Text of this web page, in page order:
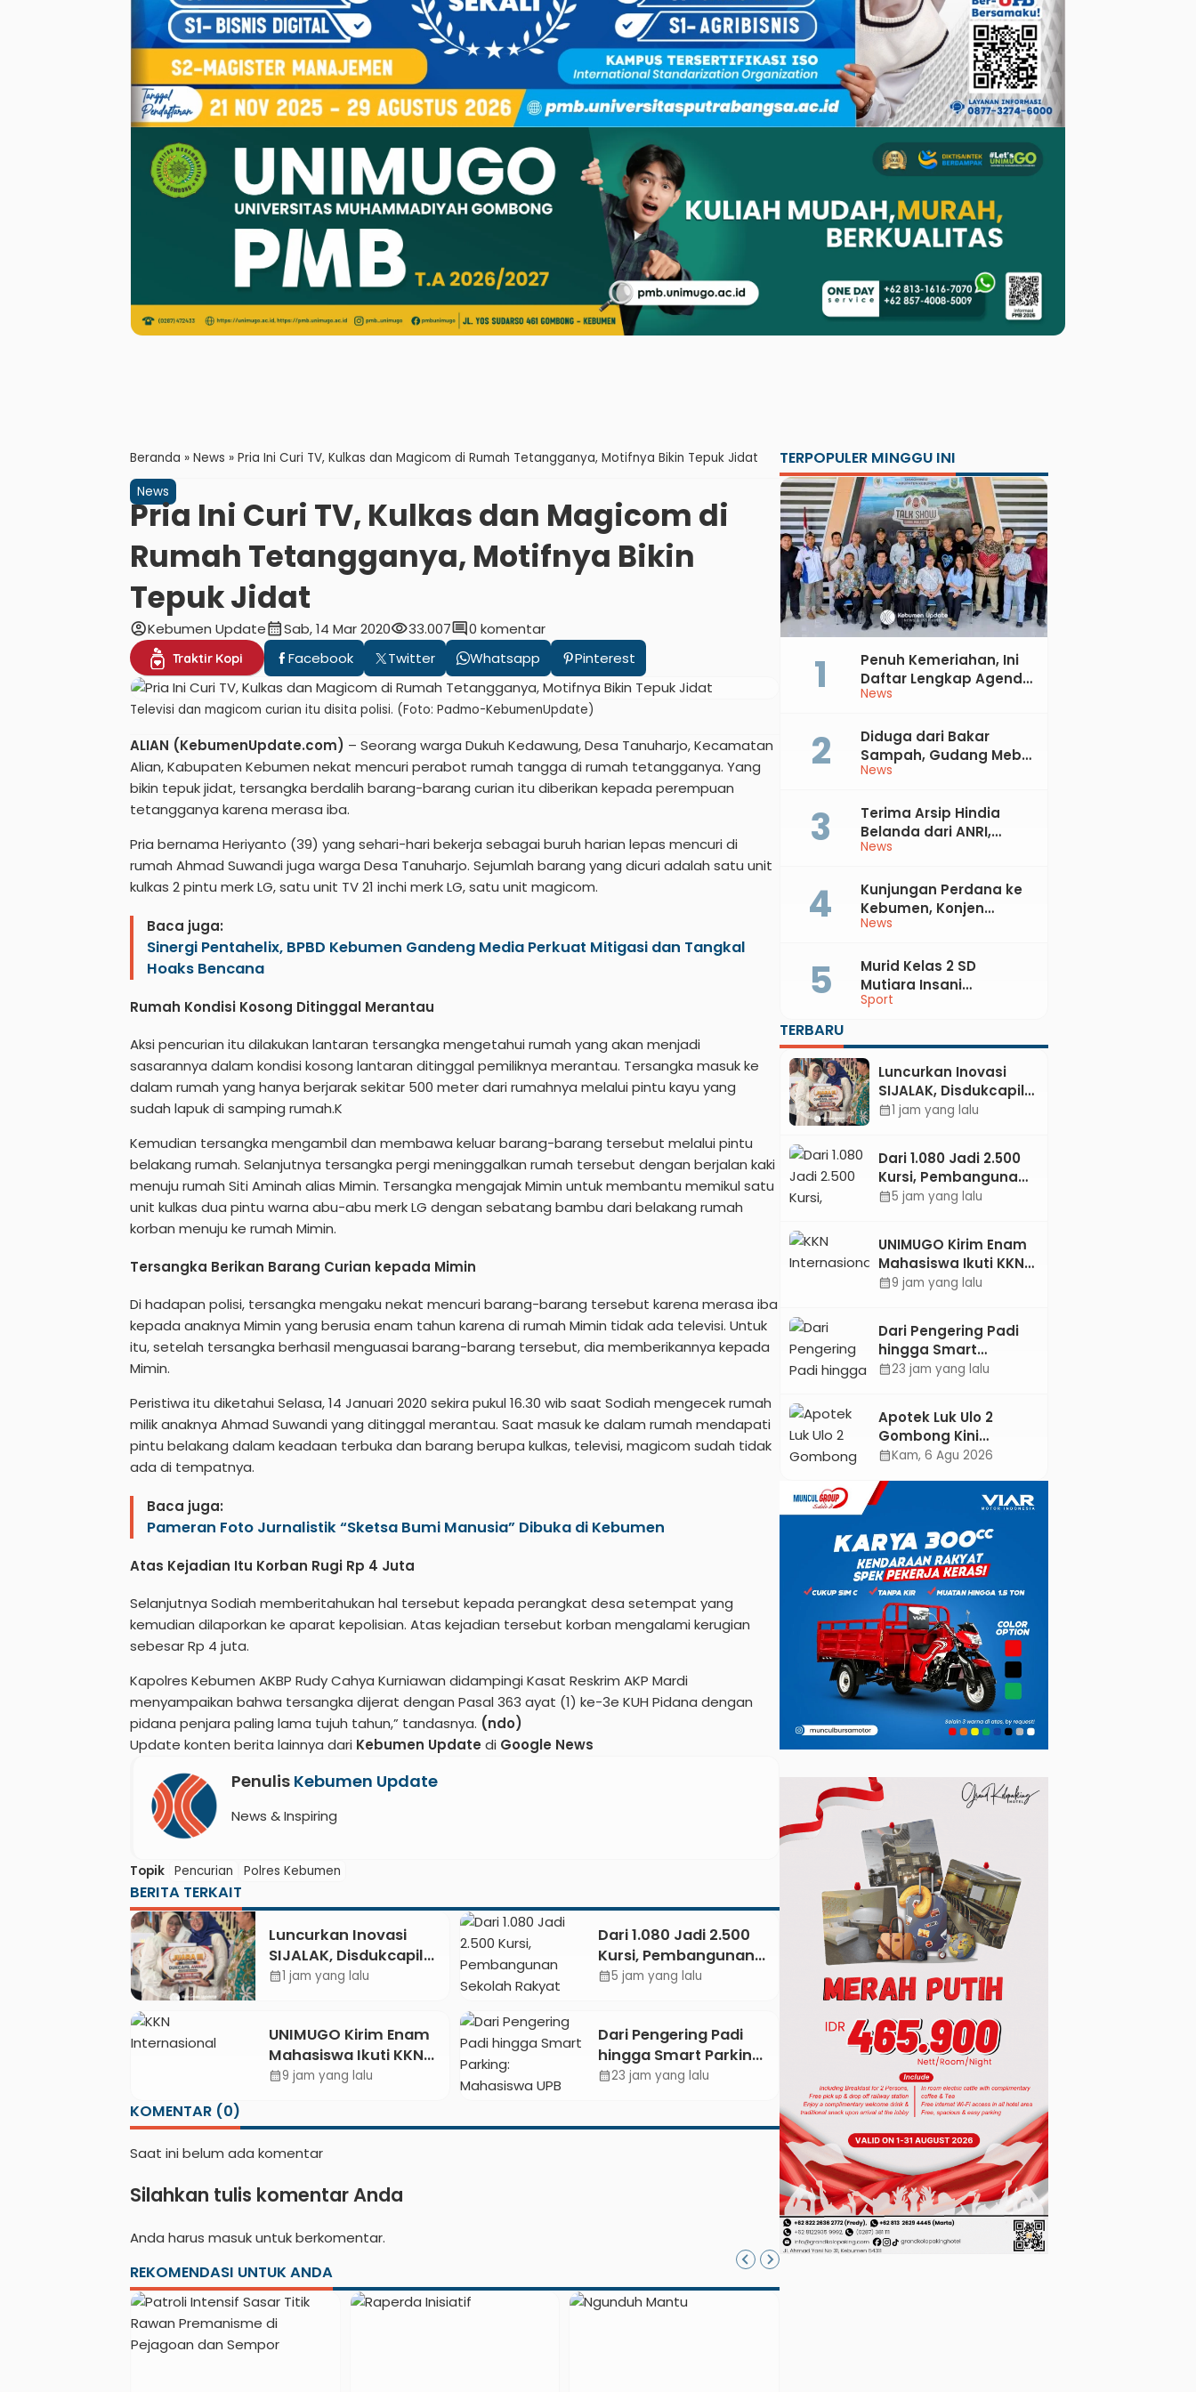
Beranda » News » Pria Ini Curi TV, Kulkas dan Magicom di Rumah Tetangganya, Motifnya Bikin Tepuk Jidat
News
Pria Ini Curi TV, Kulkas dan Magicom di
Rumah Tetangganya, Motifnya Bikin
Tepuk Jidat
account_circleKebumen Updatecalendar_monthSab, 14 Mar 2020visibility33.007comment0 komentar
Traktir Kopi Facebook Twitter Whatsapp Pinterest
Televisi dan magicom curian itu disita polisi. (Foto: Padmo-KebumenUpdate)
ALIAN (KebumenUpdate.com) – Seorang warga Dukuh Kedawung, Desa Tanuharjo, Kecamatan
Alian, Kabupaten Kebumen nekat mencuri perabot rumah tangga di rumah tetangganya. Yang
bikin tepuk jidat, tersangka berdalih barang-barang curian itu diberikan kepada perempuan
tetangganya karena merasa iba.
Pria bernama Heriyanto (39) yang sehari-hari bekerja sebagai buruh harian lepas mencuri di
rumah Ahmad Suwandi juga warga Desa Tanuharjo. Sejumlah barang yang dicuri adalah satu unit
kulkas 2 pintu merk LG, satu unit TV 21 inchi merk LG, satu unit magicom.
Baca juga:
Sinergi Pentahelix, BPBD Kebumen Gandeng Media Perkuat Mitigasi dan Tangkal
Hoaks Bencana
Rumah Kondisi Kosong Ditinggal Merantau
Aksi pencurian itu dilakukan lantaran tersangka mengetahui rumah yang akan menjadi
sasarannya dalam kondisi kosong lantaran ditinggal pemiliknya merantau. Tersangka masuk ke
dalam rumah yang hanya berjarak sekitar 500 meter dari rumahnya melalui pintu kayu yang
sudah lapuk di samping rumah.K
Kemudian tersangka mengambil dan membawa keluar barang-barang tersebut melalui pintu
belakang rumah. Selanjutnya tersangka pergi meninggalkan rumah tersebut dengan berjalan kaki
menuju rumah Siti Aminah alias Mimin. Tersangka mengajak Mimin untuk membantu memikul satu
unit kulkas dua pintu warna abu-abu merk LG dengan sebatang bambu dari belakang rumah
korban menuju ke rumah Mimin.
Tersangka Berikan Barang Curian kepada Mimin
Di hadapan polisi, tersangka mengaku nekat mencuri barang-barang tersebut karena merasa iba
kepada anaknya Mimin yang berusia enam tahun karena di rumah Mimin tidak ada televisi. Untuk
itu, setelah tersangka berhasil menguasai barang-barang tersebut, dia memberikannya kepada
Mimin.
Peristiwa itu diketahui Selasa, 14 Januari 2020 sekira pukul 16.30 wib saat Sodiah mengecek rumah
milik anaknya Ahmad Suwandi yang ditinggal merantau. Saat masuk ke dalam rumah mendapati
pintu belakang dalam keadaan terbuka dan barang berupa kulkas, televisi, magicom sudah tidak
ada di tempatnya.
Baca juga:
Pameran Foto Jurnalistik “Sketsa Bumi Manusia” Dibuka di Kebumen
Atas Kejadian Itu Korban Rugi Rp 4 Juta
Selanjutnya Sodiah memberitahukan hal tersebut kepada perangkat desa setempat yang
kemudian dilaporkan ke aparat kepolisian. Atas kejadian tersebut korban mengalami kerugian
sebesar Rp 4 juta.
Kapolres Kebumen AKBP Rudy Cahya Kurniawan didampingi Kasat Reskrim AKP Mardi
menyampaikan bahwa tersangka dijerat dengan Pasal 363 ayat (1) ke-3e KUH Pidana dengan
pidana penjara paling lama tujuh tahun,” tandasnya. (ndo)
Update konten berita lainnya dari Kebumen Update di Google News
Penulis Kebumen Update
News & Inspiring
Topik Pencurian Polres Kebumen
BERITA TERKAIT
Luncurkan Inovasi
SIJALAK, Disdukcapil
Kebumen Perkuat
Tingkat Desa
calendar_month1 jam yang lalu
Dari 1.080 Jadi 2.500
Kursi, Pembangunan
Sekolah Rakyat
calendar_month5 jam yang lalu
UNIMUGO Kirim Enam
Mahasiswa Ikuti KKN
Internasional 2026 di
calendar_month9 jam yang lalu
Dari Pengering Padi
hingga Smart Parking:
Mahasiswa UPB Unjuk
calendar_month23 jam yang lalu
KOMENTAR (0)
Saat ini belum ada komentar
Silahkan tulis komentar Anda
Anda harus masukuntuk berkomentar.
REKOMENDASI UNTUK ANDA
TERPOPULER MINGGU INI
News
Penuh Kemeriahan, Ini
Daftar Lengkap Agenda
Peringatan HUT ke-81 RI
Kabupaten Kebumen
News
Diduga dari Bakar
Sampah, Gudang Mebel
di Petanahan Hangus
News
Terima Arsip Hindia
Belanda dari ANRI,
Pemkab Kebumen
Sejarah, Geopark, dan
Literasi Pertanian
News
Kunjungan Perdana ke
Kebumen, Konjen
Australia Temui Bupati
Sport
Murid Kelas 2 SD
Mutiara Insani
Muhammadiyah
dan Perak di Kejurda
Tapak Suci Kebumen
2026
TERBARU
Luncurkan Inovasi
SIJALAK, Disdukcapil
Kebumen Perkuat
Tingkat Desa
calendar_month1 jam yang lalu
Dari 1.080 Jadi 2.500
Kursi, Pembangunan
Sekolah Rakyat
Oktober 2026
calendar_month5 jam yang lalu
UNIMUGO Kirim Enam
Mahasiswa Ikuti KKN
Internasional 2026 di
calendar_month9 jam yang lalu
Dari Pengering Padi
hingga Smart
Parking: Mahasiswa
calendar_month23 jam yang lalu
Apotek Luk Ulo 2
Gombong Kini
Dilengkapi Layanan
calendar_monthKam, 6 Agu 2026